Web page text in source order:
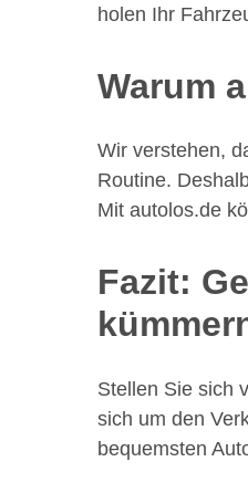
holen Ihr
Warum
Wir verstehen,
Routine.
Mit autolos.de
Fazit:
Stellen Sie sich
sich um den
bequemsten